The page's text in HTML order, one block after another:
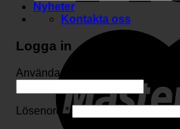
Nyheter
Kontakta oss
Logga in
Användarnamn eller e-postadress
Lösenord*